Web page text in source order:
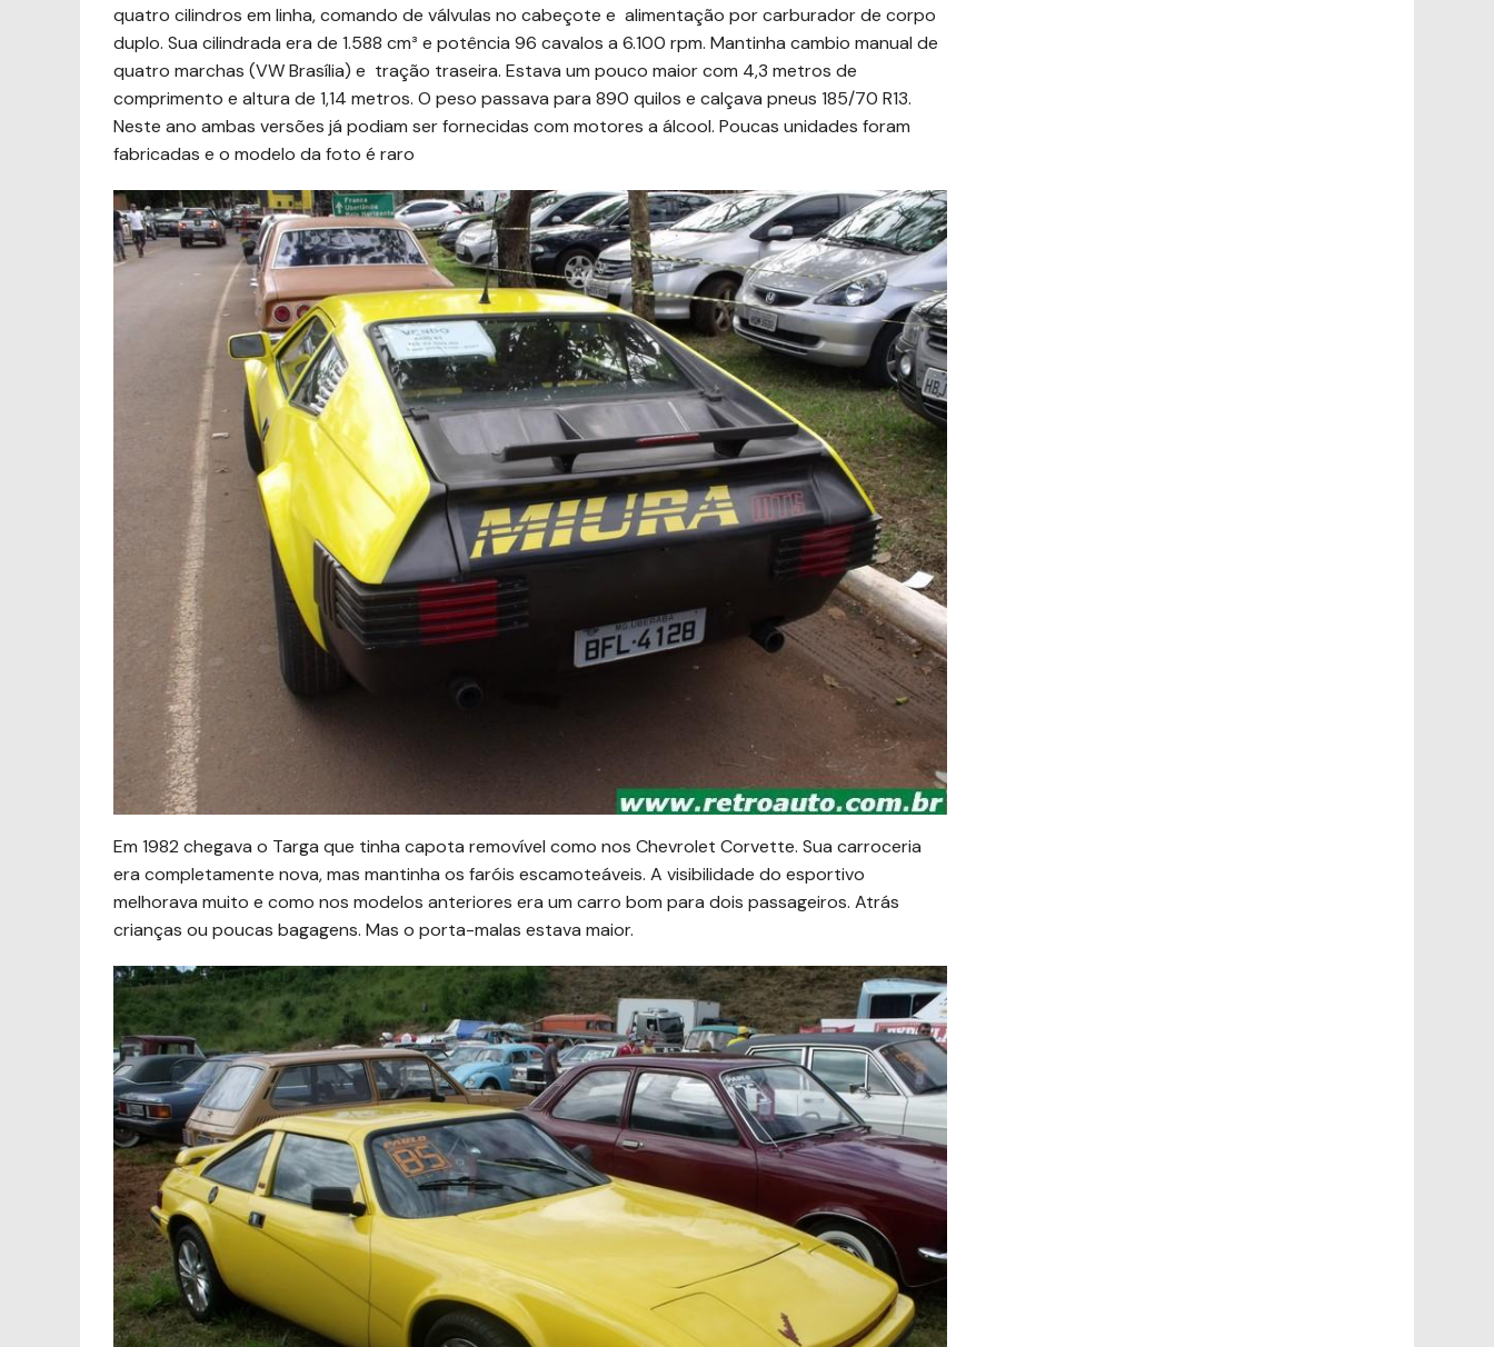
quatro cilindros em linha, comando de válvulas no cabeçote e alimentação por carburador de corpo
duplo. Sua cilindrada era de 1.588 cm³ e potência 96 cavalos a 6.100 rpm. Mantinha cambio manual de
quatro marchas (VW Brasília) e tração traseira. Estava um pouco maior com 4,3 metros de
comprimento e altura de 1,14 metros. O peso passava para 890 quilos e calçava pneus 185/70 R13.
Neste ano ambas versões já podiam ser fornecidas com motores a álcool. Poucas unidades foram
fabricadas e o modelo da foto é raro
Em 1982 chegava o Targa que tinha capota removível como nos Chevrolet Corvette. Sua carroceria
era completamente nova, mas mantinha os faróis escamoteáveis. A visibilidade do esportivo
melhorava muito e como nos modelos anteriores era um carro bom para dois passageiros. Atrás
crianças ou poucas bagagens. Mas o porta-malas estava maior.